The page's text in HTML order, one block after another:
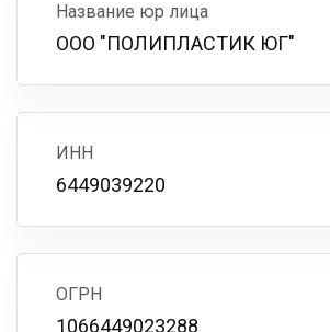
Название юр лица
ООО "ПОЛИПЛАСТИК ЮГ"
ИНН
6449039220
ОГРН
1066449023288